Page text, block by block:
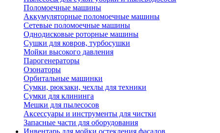
Поломоечные машины
Аккумуляторные поломоечные машины
Сетевые поломоечные машины
Однодисковые роторные машины
Сушки для ковров, турбосушки
Мойки высокого давления
Парогенераторы
Озонаторы
Орбитальные машинки
Сумки, рюкзаки, чехлы для техники
Сумки для клининга
Мешки для пылесосов
Аксессуары и инструменты для чистки
Запасные части для оборудования
Инвентарь для мойки остекления,фасадов